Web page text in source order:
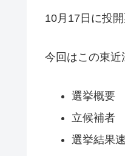
10月17日に投開
今回はこの東近
選挙概要
立候補者
選挙結果